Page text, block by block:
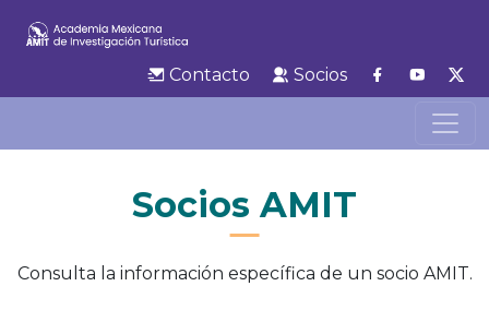
Contacto Socios
Socios AMIT
Consulta la información específica de un socio AMIT.